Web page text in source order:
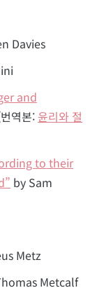
Davies
and
역본:윤리와 절
to their
by Sam
Metz
Metcalf